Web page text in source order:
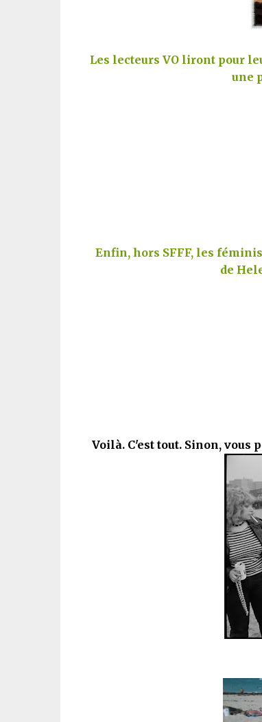
Les lecteurs VO liront pour
une
Enfin, hors SFFF, les
de
Voilà. C'est tout. Sinon, vous